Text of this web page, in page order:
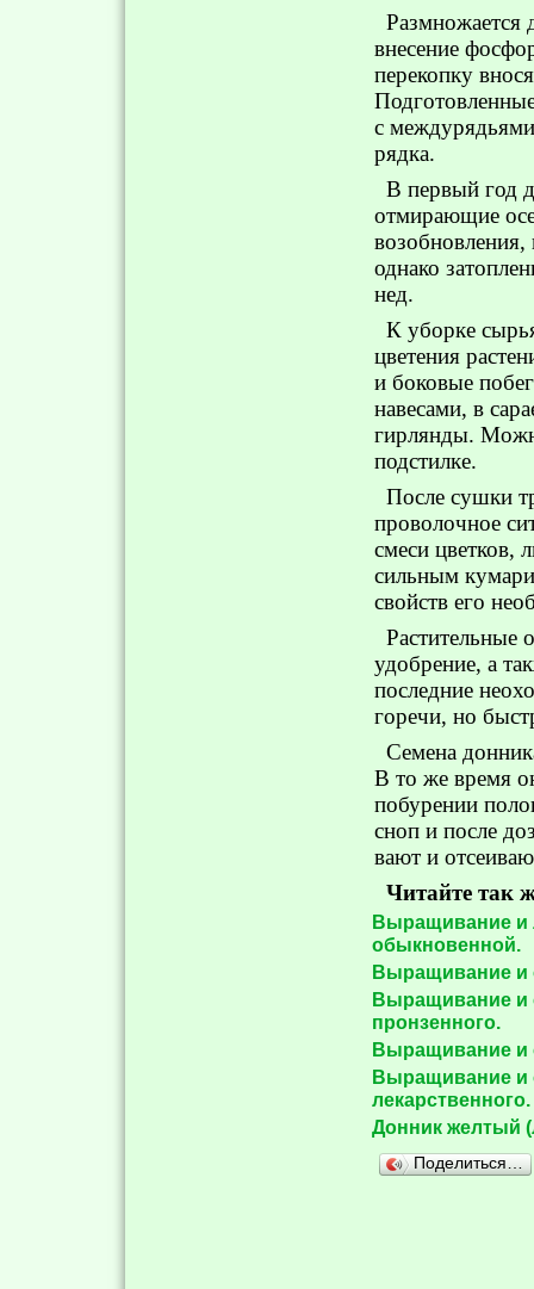
Размножается
внесение
перекопку
с
рядка.
В первый год
отмирающие
однако
нед.
К уборке
цветения
и боковые
навесами, в
гирлянды.
подстилке.
После сушки
проволочное
смеси цветков,
сильным
свойств его
Растительные
удобрение, а
последние
горечи, но
Семена
В то же время
побурении
сноп и после
вают и
Читайте так
Выращивание и
обыкновенной.
Выращивание и
Выращивание и
пронзенного.
Выращивание и
Выращивание и
лекарственного.
Донник желтый
Поделиться…